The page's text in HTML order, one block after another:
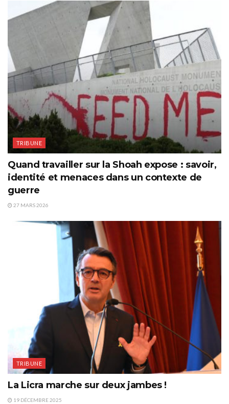
TRIBUNE
Quand travailler sur la Shoah expose : savoir,
identité et menaces dans un contexte de
guerre
27 MARS 2026
TRIBUNE
La Licra marche sur deux jambes !
19 DÉCEMBRE 2025